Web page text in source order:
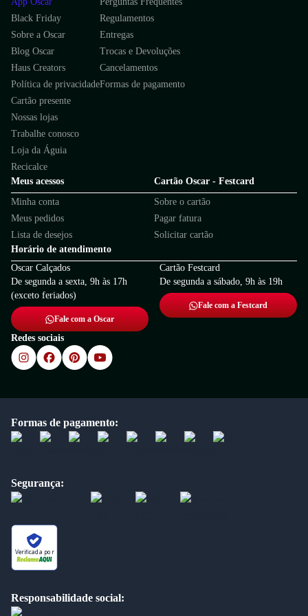
Black Friday
Sobre a Oscar
Blog Oscar
Haus Creators
Política de privacidade
Cartão presente
Nossas lojas
Trabalhe conosco
Loja da Águia
Recicalce
Regulamentos
Entregas
Trocas e Devoluções
Cancelamentos
Formas de pagamento
Meus acessos
Minha conta
Meus pedidos
Lista de desejos
Cartão Oscar - Festcard
Sobre o cartão
Pagar fatura
Solicitar cartão
Horário de atendimento
Oscar Calçados
De segunda a sexta, 9h às 17h
(exceto feriados)
Fale com a Oscar
Cartão Festcard
De segunda a sábado, 9h às 19h
Fale com a Festcard
Redes sociais
Formas de pagamento:
Segurança:
Verificada por
Responsabilidade social: